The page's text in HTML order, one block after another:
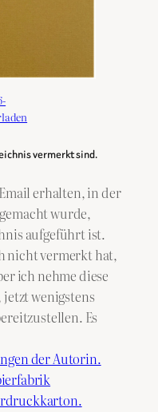
vermerkt sind.
erhalten, in der
wurde,
aufgeführt ist.
nicht vermerkt hat,
ich nehme diese
wenigstens
Es
der Autorin.